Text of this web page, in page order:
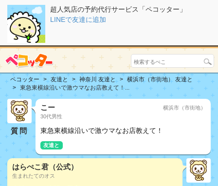
超人気店の予約代行サービス「ペコッター」
LINEで友達に追加
ペコッター 友達と 神奈川 友達と
横浜市（市街地） 友達と
東急東横線沿いで激ウマなお店教えて！...
質問
こー
30代男性
横浜市（市街地）
東急東横線沿いで激ウマなお店教えて！
友達と
はらぺこ君（公式）
生まれたてのオス